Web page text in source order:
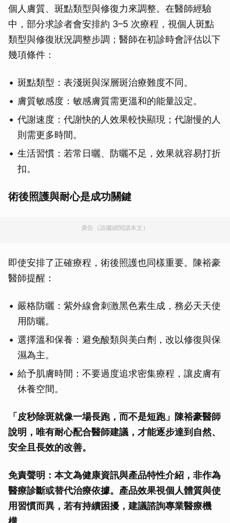
個人膚質、斑點類型與修復力來調整。在醫師經驗
中，部分求診者會安排約 3–5 次療程，視個人斑點
類型與修復狀況調整步調；醫師在初診時會評估以下
幾項條件：
斑點類型：表淺斑與深層斑治療難度不同。
膚質敏感度：敏感膚質需更溫和的能量設定。
代謝速度：代謝快的人效果較快顯現；代謝慢的人
則需更多時間。
生活習慣：若常日曬、防曬不足，效果就容易打折
扣。
術後照護與耐心是成功關鍵
廣告（請繼續閱讀本文）
即使安排了正確療程，術後照護也同樣重要。陳裕豪
醫師提醒：
嚴格防曬：紫外線會刺激黑色素生成，務必天天使
用防曬。
選擇溫和保養：避免酸類與美白劑，改以修復與保
濕為主。
給予肌膚時間：不要過度追求密集療程，讓皮膚有
休養空間。
「皮秒除斑就像一場長跑，而不是短跑」陳裕豪醫師
說明，唯有耐心配合醫師建議，才能逐步達到自然、
安全且長效的改善。
免責聲明：本文為健康資訊與產品特性介紹，非作為
醫療診斷或替代治療依據。產品效果視個人體質與使
用習慣而異，若有持續困擾，建議諮詢專業醫療機